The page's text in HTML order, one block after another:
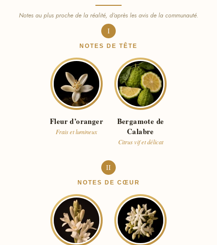
Notes au plus proche de la réalité, d’après les avis de la communauté.
I
NOTES DE TÊTE
Fleur d’oranger
Frais et lumineux
Bergamote de
Calabre
Citrus vif et délicat
II
NOTES DE CŒUR